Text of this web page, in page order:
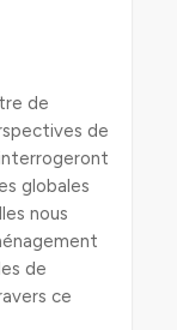
de
de
globales
nous
de
ce